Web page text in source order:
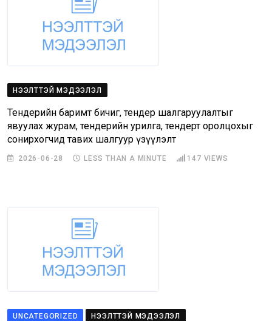
НЭЭЛТТЭЙ МЭДЭЭЛЭЛ
Тендерийн баримт бичиг, тендер шалгаруулалтыг
явуулах журам, тендерийн урилга, тендерт оролцохыг
сонирхогчид тавих шалгуур үзүүлэлт
2026-06-28 LESS THAN A MINUTE 147 VIEWS
UNCATEGORIZED НЭЭЛТТЭЙ МЭДЭЭЛЭЛ